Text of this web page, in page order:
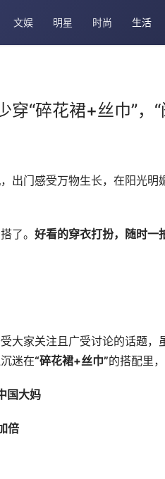
文娱 明星 时尚 生活
穿“碎花裙+丝巾”，
出门感受万物生长，在阳光
了。 好看的穿衣打扮，随时一
大家关注且广受讨论的话题，
迷在“碎花裙+丝巾”的搭配里
国大妈
倍